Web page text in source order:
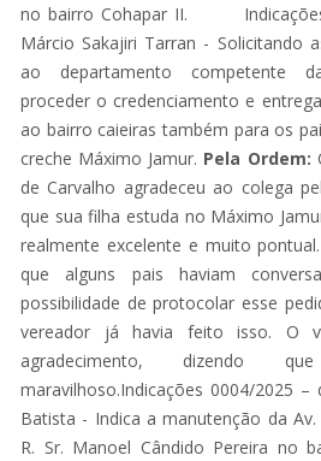
no bairro Cohapar II. Indicações
Márcio Sakajiri Tarran - Solicitando
ao departamento competente
proceder o credenciamento e
ao bairro caieiras também para os
creche Máximo Jamur. Pela Ordem:
de Carvalho agradeceu ao colega
que sua filha estuda no Máximo
realmente excelente e muito
que alguns pais haviam
possibilidade de protocolar esse
vereador já havia feito isso. O
agradecimento,
maravilhoso.Indicações 0004/2025
Batista - Indica a manutenção da
R. Sr. Manoel Cândido Pereira no